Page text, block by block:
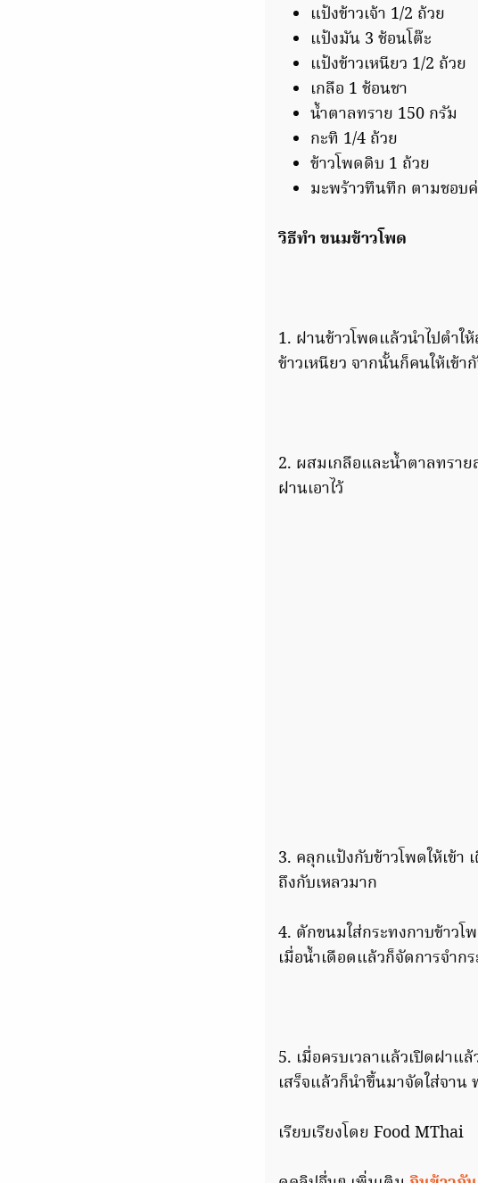
แป้งข้าวเจ้า 1/2 ถ้วย
แป้งมัน 3 ช้อนโต๊ะ
แป้งข้าวเหนียว 1/2 ถ้วย
เกลือ 1 ช้อนชา
น้ำตาลทราย 150 กรัม
กะทิ 1/4 ถ้วย
ข้าวโพดดิบ 1 ถ้วย
มะพร้าวทึนทึก ตามชอบ
วิธีทำ ขนมข้าวโพด
1. ฝานข้าวโพดแล้วนำไปตำใ
ข้าวเหนียว จากนั้นก็คนให้เข้า
2. ผสมเกลือและน้ำตาลทราย
ฝานเอาไว้
3. คลุกแป้งกับข้าวโพดให้เข้า
ถึงกับเหลวมาก
4. ตักขนมใส่กระทงกาบข้าวโ
เมื่อน้ำเดือดแล้วก็จัดการจำ
5. เมื่อครบเวลาแล้วเปิดฝา
เสร็จแล้วก็นำขึ้นมาจัดใส่จาน
เรียบเรียงโดย Food MThai